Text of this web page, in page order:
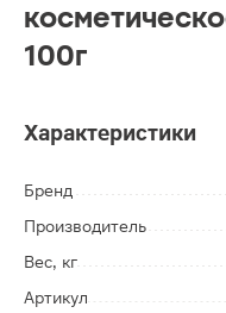
100г
Характеристики
Бренд
Производитель
Вес, кг
Артикул